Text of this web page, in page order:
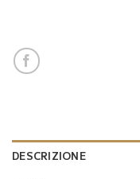
DESCRIZIONE